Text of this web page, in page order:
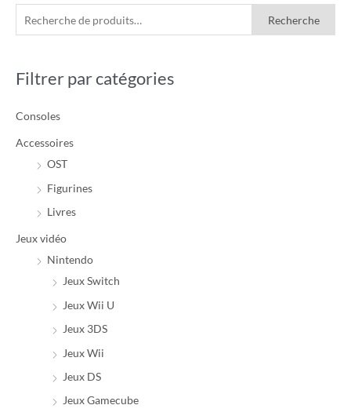
e
h
r
c
Recherche
Filtrer par catégories
Consoles
Accessoires
OST
Figurines
Livres
Jeux vidéo
Nintendo
Jeux Switch
Jeux Wii U
Jeux 3DS
Jeux Wii
Jeux DS
Jeux Gamecube
rr